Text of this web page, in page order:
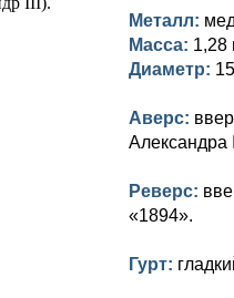
Металл:
Масса: 1,28
Диаметр:
Аверс:
Александра
Реверс:
«1894».
Гурт: